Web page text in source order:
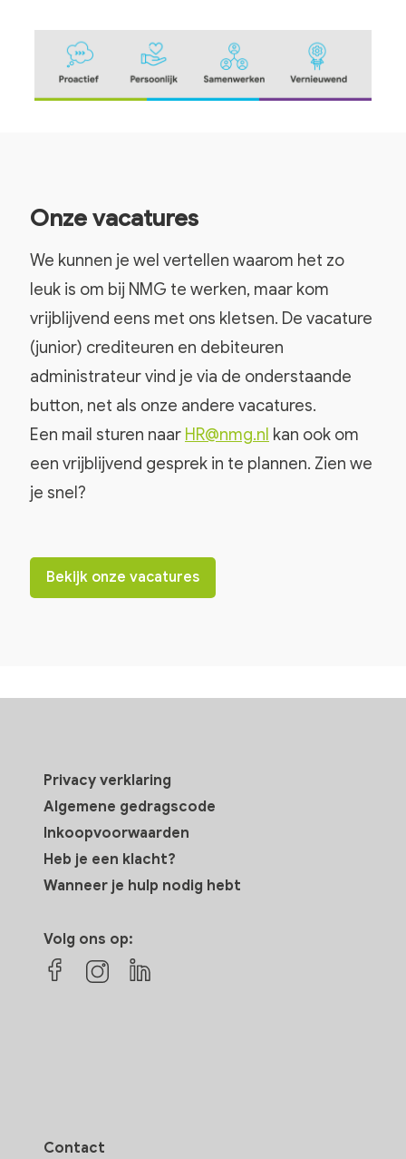
Onze vacatures
We kunnen je wel vertellen waarom het zo
leuk is om bij NMG te werken, maar kom
vrijblijvend eens met ons kletsen. De vacature
(junior) crediteuren en debiteuren
administrateur vind je via de onderstaande
button, net als onze andere vacatures.
Een mail sturen naar HR@nmg.nl kan ook om
een vrijblijvend gesprek in te plannen. Zien we
je snel?
Bekijk onze vacatures
Privacy verklaring
Algemene gedragscode
Inkoopvoorwaarden
Heb je een klacht?
Wanneer je hulp nodig hebt
Volg ons op:
Contact